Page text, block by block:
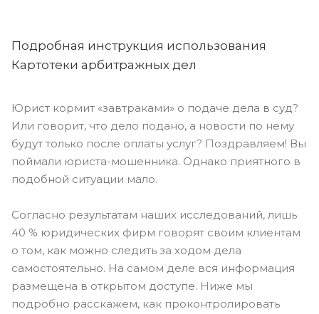
Подробная инструкция использования
Картотеки арбитражных дел
Юрист кормит «завтраками» о подаче дела в суд?
Или говорит, что дело подано, а новости по нему
будут только после оплаты услуг? Поздравляем! Вы
поймали юриста-мошенника. Однако приятного в
подобной ситуации мало.
Согласно результатам наших исследований, лишь
40 % юридических фирм говорят своим клиентам
о том, как можно следить за ходом дела
самостоятельно. На самом деле вся информация
размещена в открытом доступе. Ниже мы
подробно расскажем, как проконтролировать